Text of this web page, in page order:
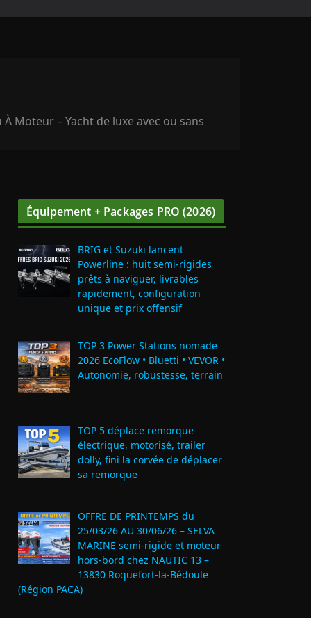
Moteur – Yacht de luxe avec ou sans
Équipement + Packages PRO (2026)
BRIG et Suzuki lancent
Powerline : huit semi‑rigides
prêts à naviguer, livrables
rapidement, configuration
unique et prix offensif
TOP 3 Power Stations nomade
2026 EcoFlow • Bluetti • VEVOR •
Autonomie, robustesse, terrain
TOP 5 déplace remorque
électrique, motorisé, trailer
dolly, fini la corvée de déplacer
sa remorque
OFFRE DE PRINTEMPS du
25/03/26 AU 30/06/26 – SELVA
MARINE semi-rigide et moteur
hors-bord chez NAUTIC 13 –
13830 Roquefort‑la‑Bédoule
(Région PACA)